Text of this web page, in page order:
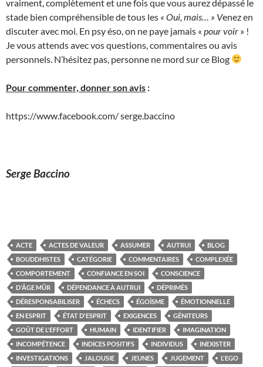
vraiment, complètement et une fois que vous aurez dépassé le
stade bien compréhensible de tous les « Oui, mais… » Venez en
discuter avec moi. En psy éso, on ne paye jamais « pour voir » !
Je vous attends avec vos questions, commentaires ou avis
personnels. N’hésitez pas, personne ne mord sur ce Blog
Pour commenter, donner son avis :
https://www.facebook.com/ serge.baccino
Serge Baccino
ACTE ACTES DE VALEUR ASSUMER AUTRUI
BLOG
BOUDDHISTES
CATÉGORIE COMMENTAIRES
COMPLEXÉE
COMPORTEMENT
CONFIANCE EN SOI
CONSCIENCE
D'ÂGE MÛR
DÉPENDANCE À AUTRUI
DÉPRIMÉS
DÉRESPONSABILISER
ÉCHECS ÉGOÏSME
ÉMOTIONNELLE
EN ESPRIT
ÉTAT D'ESPRIT EXIGENCES
GÉNITEURS
GOÛT DE L'EFFORT
HUMAIN IDENTIFIER
IMAGINATION
INCOMPÉTENCE
INDICES POSITIFS INDIVIDUS
INEXISTER
INVESTIGATIONS
JALOUSIE JEUNES JUGEMENT
L'EGO